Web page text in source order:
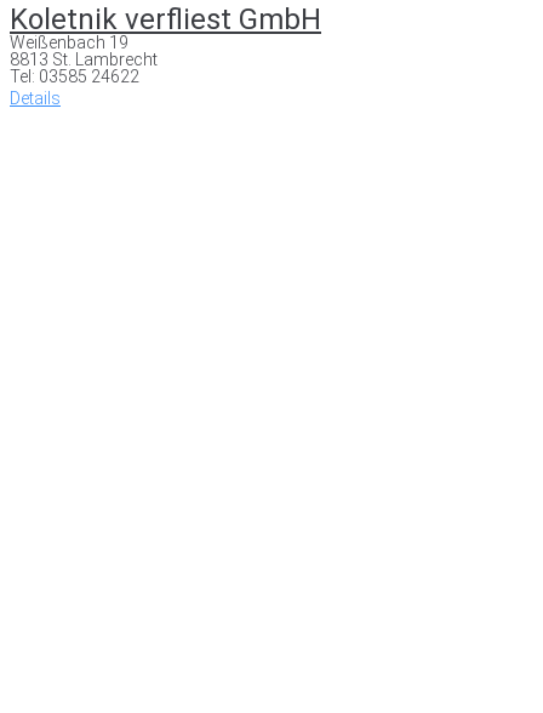
Koletnik verfliest GmbH
Weißenbach 19
8813 St. Lambrecht
Tel: 03585 24622
Details